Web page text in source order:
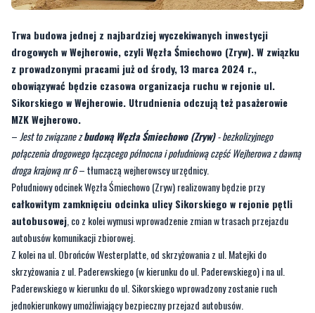
Trwa budowa jednej z najbardziej wyczekiwanych inwestycji
drogowych w Wejherowie, czyli Węzła Śmiechowo (Zryw). W związku
z prowadzonymi pracami już od środy, 13 marca 2024 r.,
obowiązywać będzie czasowa organizacja ruchu w rejonie ul.
Sikorskiego w Wejherowie. Utrudnienia odczują też pasażerowie
MZK Wejherowo.
– Jest to związane zbudową Węzła Śmiechowo (Zryw)- bezkolizyjnego
połączenia drogowego łączącego północna i południową część Wejherowa z dawną
droga krajową nr 6– tłumaczą wejherowscy urzędnicy.
Południowy odcinek Węzła Śmiechowo (Zryw) realizowany będzie przy
całkowitym zamknięciu odcinka ulicy Sikorskiego w rejonie pętli
autobusowej , co z kolei wymusi wprowadzenie zmian w trasach przejazdu
autobusów komunikacji zbiorowej.
Z kolei na ul. Obrońców Westerplatte, od skrzyżowania z ul. Matejki do
skrzyżowania z ul. Paderewskiego (w kierunku do ul. Paderewskiego) i na ul.
Paderewskiego w kierunku do ul. Sikorskiego wprowadzony zostanie ruch
jednokierunkowy umożliwiający bezpieczny przejazd autobusów.